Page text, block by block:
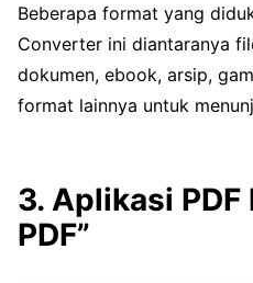
Beberapa format yang
Converter ini diantaranya
dokumen, ebook, arsip,
format lainnya untuk
3. Aplikasi PDF
PDF”